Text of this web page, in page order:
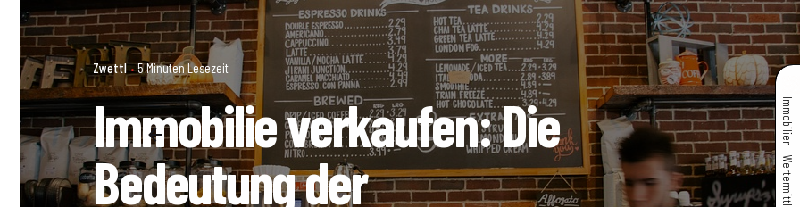
Zwettl 5 Minuten Lesezeit
Immobilie verkaufen: Die
Bedeutung der
Immobilien - Wertermittlung